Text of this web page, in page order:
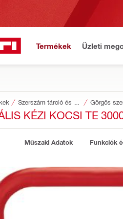
Termékek Üzleti
Görgős
KÉZI KOCSI TE
Műszaki Adatok Funkciók